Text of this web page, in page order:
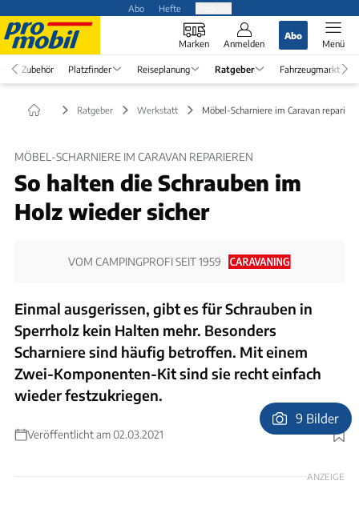
Abo Hefte
Marken Anmelden
Abo
Menü
Zubehör Platzfinder Reiseplanung Ratgeber Fahrzeugmarkt
Ratgeber Werkstatt Möbel-Scharniere im Caravan
MÖBEL-SCHARNIERE IM CARAVAN REPARIEREN
So halten die Schrauben im
Holz wieder sicher
VOM CAMPINGPROFI SEIT 1959
Einmal ausgerissen, gibt es für Schrauben in
Sperrholz kein Halten mehr. Besonders
Scharniere sind häufig betroffen. Mit einem
Zwei-Komponenten-Kit sind sie recht einfach
wieder festzukriegen.
Veröffentlicht am 02.03.2021
Foto: Frank Eppler
9 Bilder
ANZEIGE